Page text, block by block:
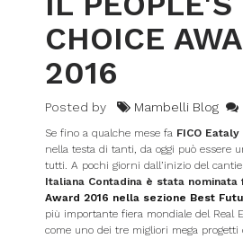
CHOICE
2016
Posted by Mambelli Blog
Se fino a qualche mese fa FICO
nella testa di tanti, da oggi può essere
tutti. A pochi giorni dall’inizio del
Italiana Contadina è stata
Award 2016 nella sezione Best
più importante fiera mondiale del Real
come uno dei tre migliori mega